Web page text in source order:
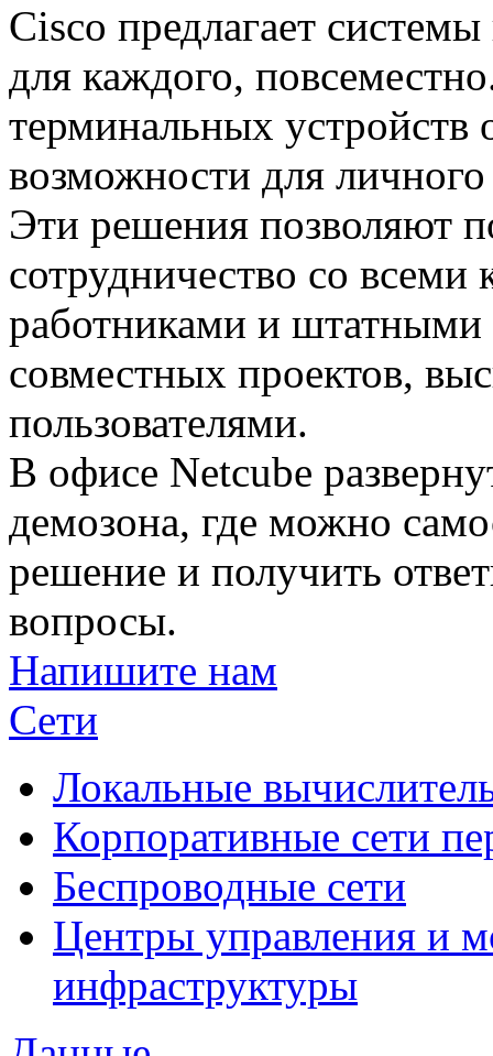
Cisco предлагает
для каждого,
терминальных устройств
возможности для
Эти решения позволяют
сотрудничество со
работниками и штатными
совместных проектов,
пользователями.
В офисе Netcube
демозона, где можно
решение и получить
вопросы.
Напишите нам
Сети
Локальные
Корпоративные сети
Беспроводные сети
Центры управления и
инфраструктуры